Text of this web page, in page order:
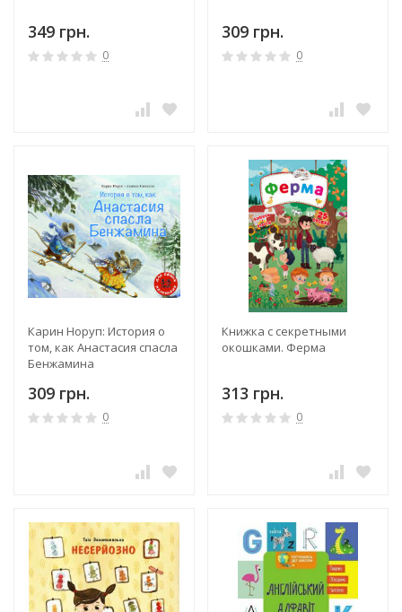
349 грн.
0
309 грн.
0
Карин Норуп: История о
том, как Анастасия спасла
Бенжамина
309 грн.
0
Книжка с секретными
окошками. Ферма
313 грн.
0